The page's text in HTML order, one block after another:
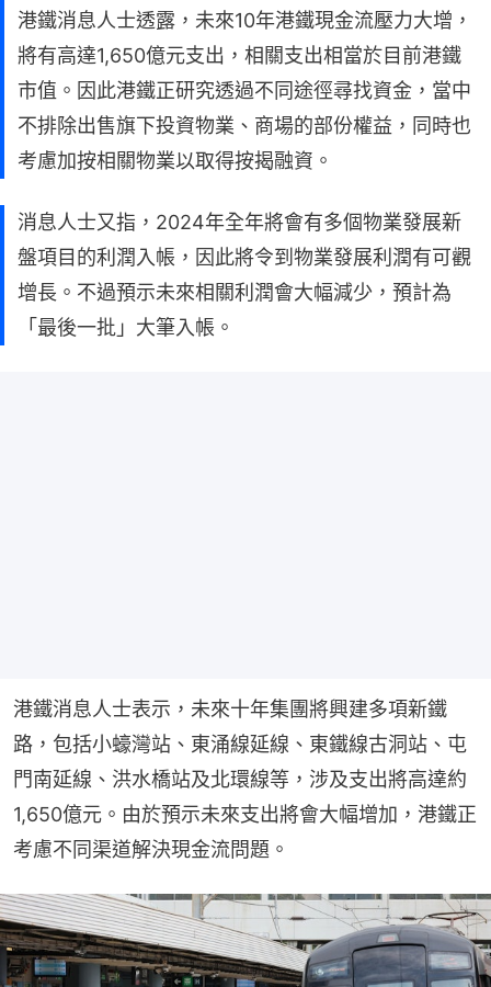
港鐵消息人士透露，未來10年港鐵現金流壓力大增，
將有高達1,650億元支出，相關支出相當於目前港鐵
市值。因此港鐵正研究透過不同途徑尋找資金，當中
不排除出售旗下投資物業、商場的部份權益，同時也
考慮加按相關物業以取得按揭融資。
消息人士又指，2024年全年將會有多個物業發展新
盤項目的利潤入帳，因此將令到物業發展利潤有可觀
增長。不過預示未來相關利潤會大幅減少，預計為
「最後一批」大筆入帳。
港鐵消息人士表示，未來十年集團將興建多項新鐵
路，包括小蠔灣站、東涌線延線、東鐵線古洞站、屯
門南延線、洪水橋站及北環線等，涉及支出將高達約
1,650億元。由於預示未來支出將會大幅增加，港鐵正
考慮不同渠道解決現金流問題。